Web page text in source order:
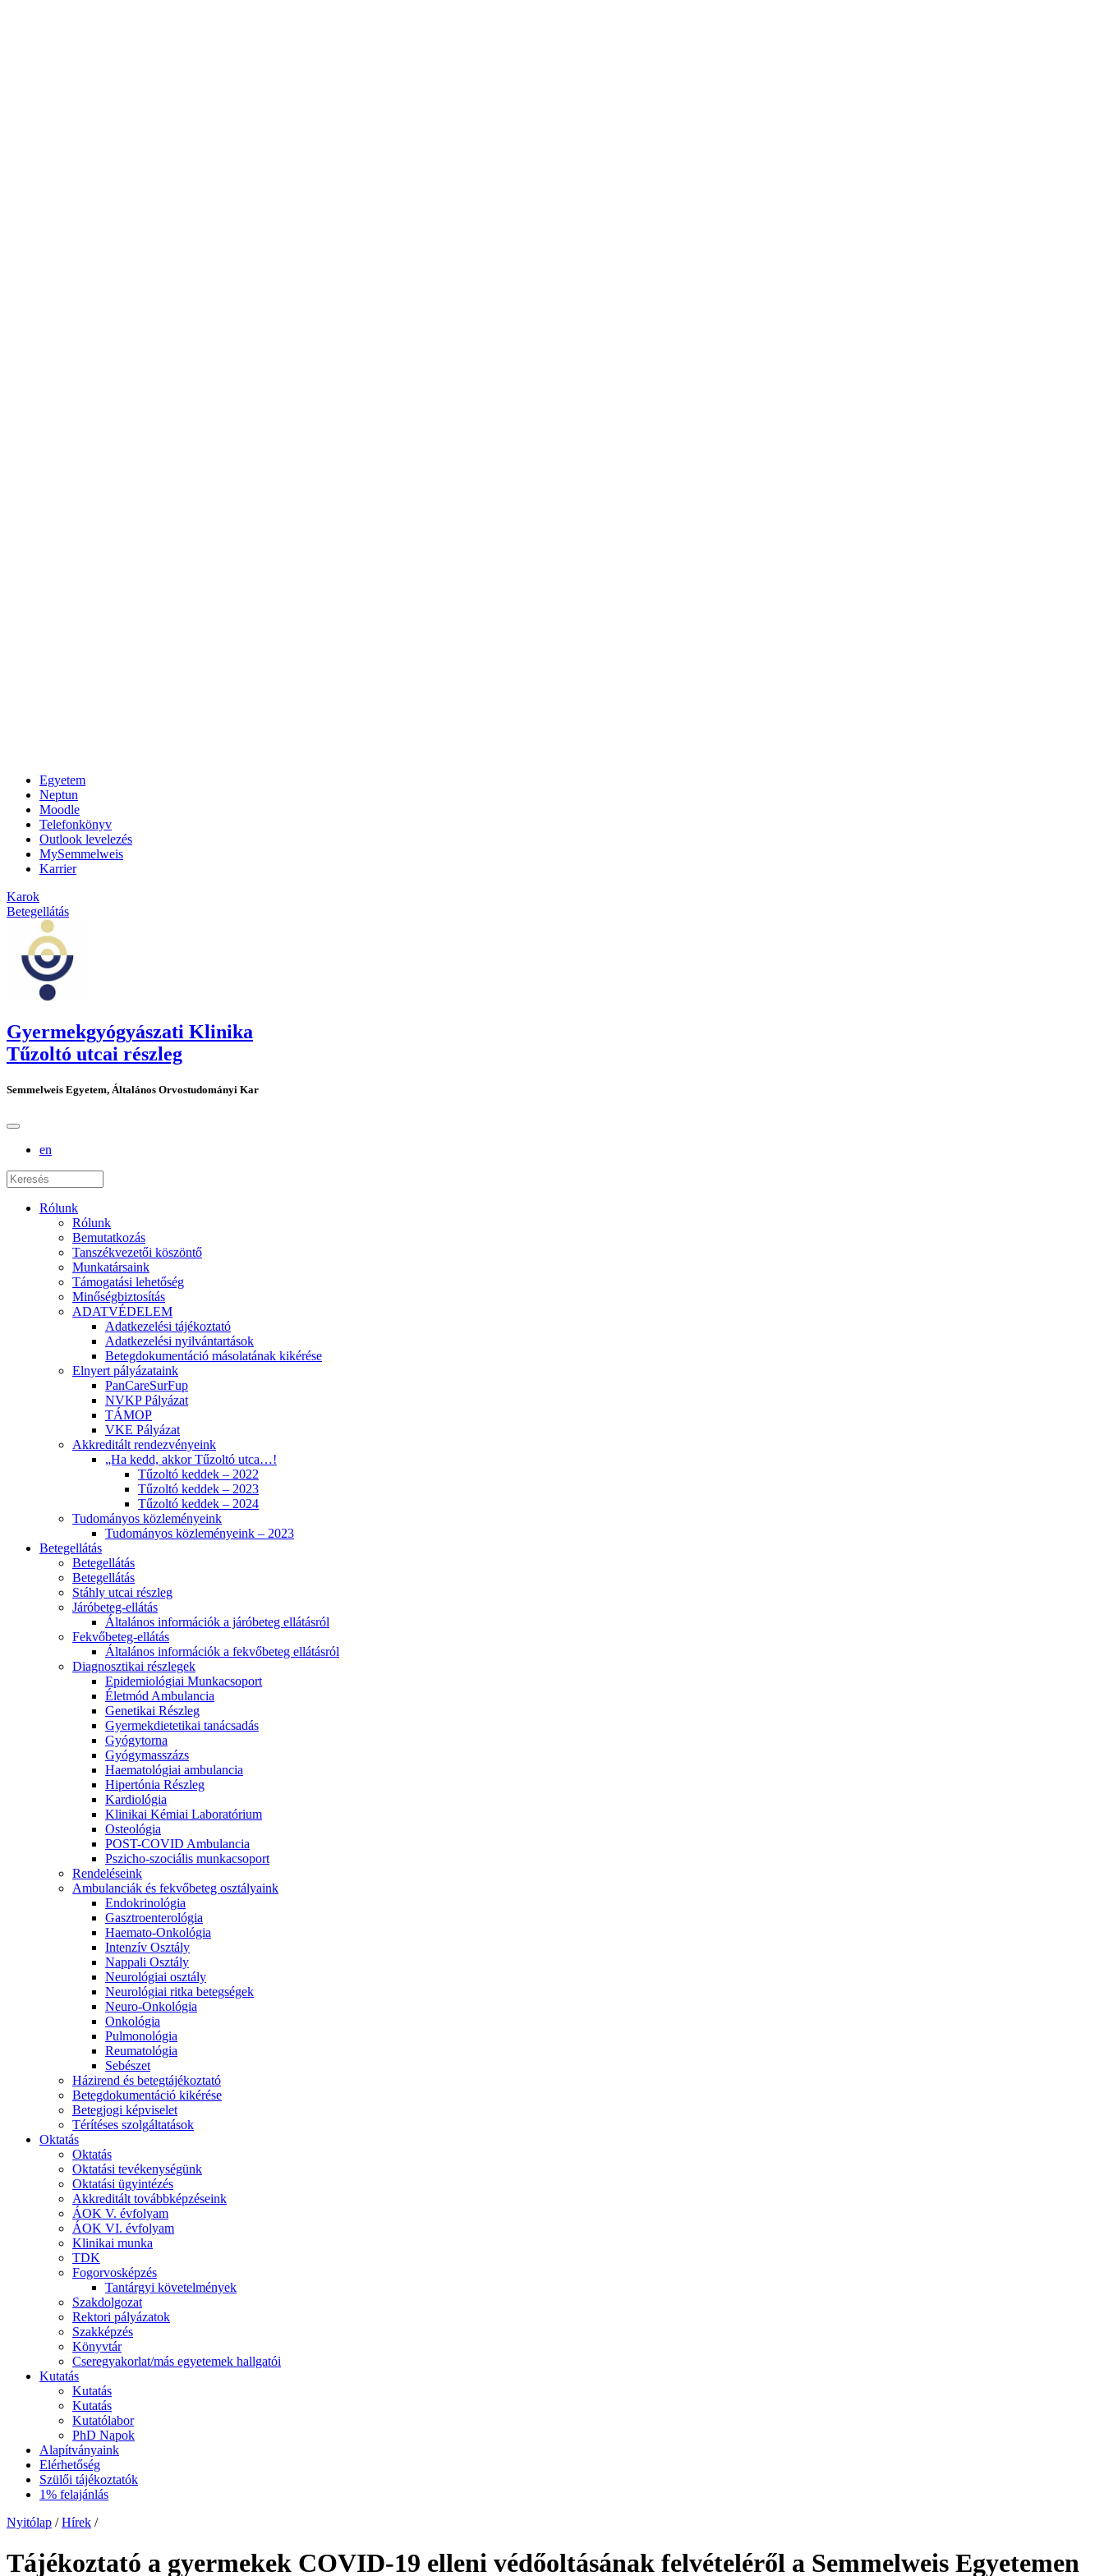
Egyetem
Neptun
Moodle
Telefonkönyv
Outlook levelezés
MySemmelweis
Karrier
Karok
Betegellátás
Gyermekgyógyászati Klinika
Tűzoltó utcai részleg
Semmelweis Egyetem, Általános Orvostudományi Kar
en
Rólunk
Rólunk
Bemutatkozás
Tanszékvezetői köszöntő
Munkatársaink
Támogatási lehetőség
Minőségbiztosítás
ADATVÉDELEM
Adatkezelési tájékoztató
Adatkezelési nyilvántartások
Betegdokumentáció másolatának kikérése
Elnyert pályázataink
PanCareSurFup
NVKP Pályázat
TÁMOP
VKE Pályázat
Akkreditált rendezvényeink
„Ha kedd, akkor Tűzoltó utca…!
Tűzoltó keddek – 2022
Tűzoltó keddek – 2023
Tűzoltó keddek – 2024
Tudományos közleményeink
Tudományos közleményeink – 2023
Betegellátás
Betegellátás
Betegellátás
Stáhly utcai részleg
Járóbeteg-ellátás
Általános információk a járóbeteg ellátásról
Fekvőbeteg-ellátás
Általános információk a fekvőbeteg ellátásról
Diagnosztikai részlegek
Epidemiológiai Munkacsoport
Életmód Ambulancia
Genetikai Részleg
Gyermekdietetikai tanácsadás
Gyógytorna
Gyógymasszázs
Haematológiai ambulancia
Hipertónia Részleg
Kardiológia
Klinikai Kémiai Laboratórium
Osteológia
POST-COVID Ambulancia
Pszicho-szociális munkacsoport
Rendeléseink
Ambulanciák és fekvőbeteg osztályaink
Endokrinológia
Gasztroenterológia
Haemato-Onkológia
Intenzív Osztály
Nappali Osztály
Neurológiai osztály
Neurológiai ritka betegségek
Neuro-Onkológia
Onkológia
Pulmonológia
Reumatológia
Sebészet
Házirend és betegtájékoztató
Betegdokumentáció kikérése
Betegjogi képviselet
Térítéses szolgáltatások
Oktatás
Oktatás
Oktatási tevékenységünk
Oktatási ügyintézés
Akkreditált továbbképzéseink
ÁOK V. évfolyam
ÁOK VI. évfolyam
Klinikai munka
TDK
Fogorvosképzés
Tantárgyi követelmények
Szakdolgozat
Rektori pályázatok
Szakképzés
Könyvtár
Cseregyakorlat/más egyetemek hallgatói
Kutatás
Kutatás
Kutatás
Kutatólabor
PhD Napok
Alapítványaink
Elérhetőség
Szülői tájékoztatók
1% felajánlás
Nyitólap / Hírek /
Tájékoztató a gyermekek COVID-19 elleni védőoltásának felvételéről a Semmelweis Egyetemen